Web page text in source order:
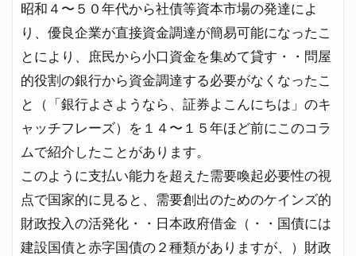
昭和４〜５０年代から社債等資本市場の発達によ
り、優良企業が直接資金調達が簡易可能になったこ
とにより、庶民から小口資金を集めて貸す・・問屋
的役割の銀行から資金調達する必要がなくなったこ
と（「銀行よさようなら、証券よこんにちは」のキ
ャッチフレーズ）を１４〜１５年ほど前にこのコラ
ムで紹介したことがあります。
このように支払い能力を超えた需要喚起必要性の視
点で国家的に見ると、需要創出のためのケインズ的
財政投入の活発化・・日本政府借金（・・国債には
建設国債と赤字国債の２種類がありますが、）財政